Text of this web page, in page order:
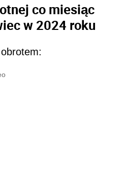
co miesiąc
w 2024 roku